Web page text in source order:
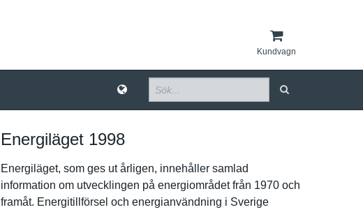
Kundvagn
Energiläget 1998
Energiläge­t, som ges ut årligen, innehåller samlad
informatio­n om utveckling­en på energiområ­det från 1970 och
framåt. Energitill­försel och energianvä­ndning i Sverige